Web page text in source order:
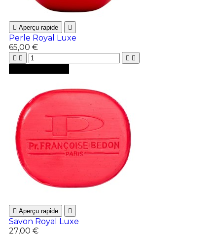
 Aperçu rapide 
Perle Royal Luxe
65,00 €
   
 Aperçu rapide 
Savon Royal Luxe
27,00 €